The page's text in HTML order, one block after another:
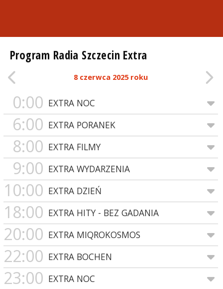
Program Radia Szczecin Extra
8 czerwca 2025 roku
0:00 EXTRA NOC
6:00 EXTRA PORANEK
8:00 EXTRA FILMY
9:00 EXTRA WYDARZENIA
10:00 EXTRA DZIEŃ
18:00 EXTRA HITY - BEZ GADANIA
20:00 EXTRA MIQROKOSMOS
22:00 EXTRA BOCHEN
23:00 EXTRA NOC